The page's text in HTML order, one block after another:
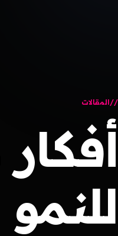
المقالات
أفكار
للنمو